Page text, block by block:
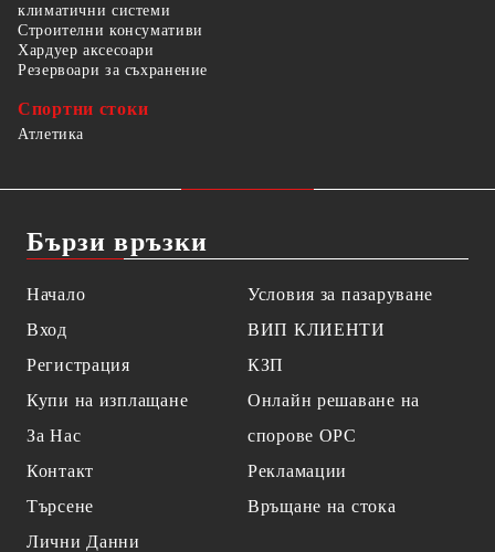
климатични системи
Строителни консумативи
Хардуер аксесоари
Резервоари за съхранение
Спортни стоки
Атлетика
Бързи връзки
Начало
Вход
Регистрация
Купи на изплащане
За Нас
Контакт
Търсене
Лични Данни
Условия за пазаруване
ВИП КЛИЕНТИ
КЗП
Онлайн решаване на
спорове OPC
Рекламации
Връщане на стока